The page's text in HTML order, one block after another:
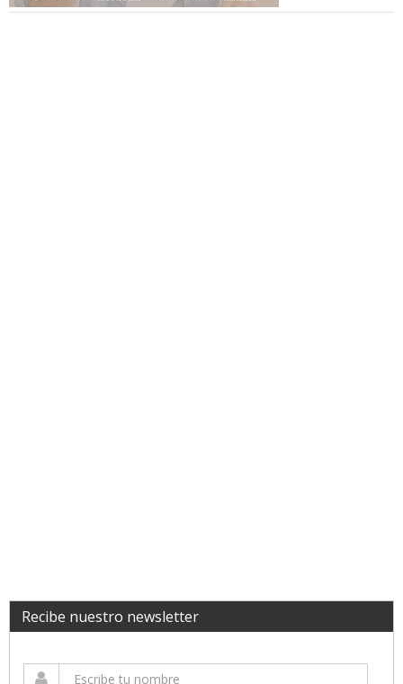
Recibe nuestro newsletter